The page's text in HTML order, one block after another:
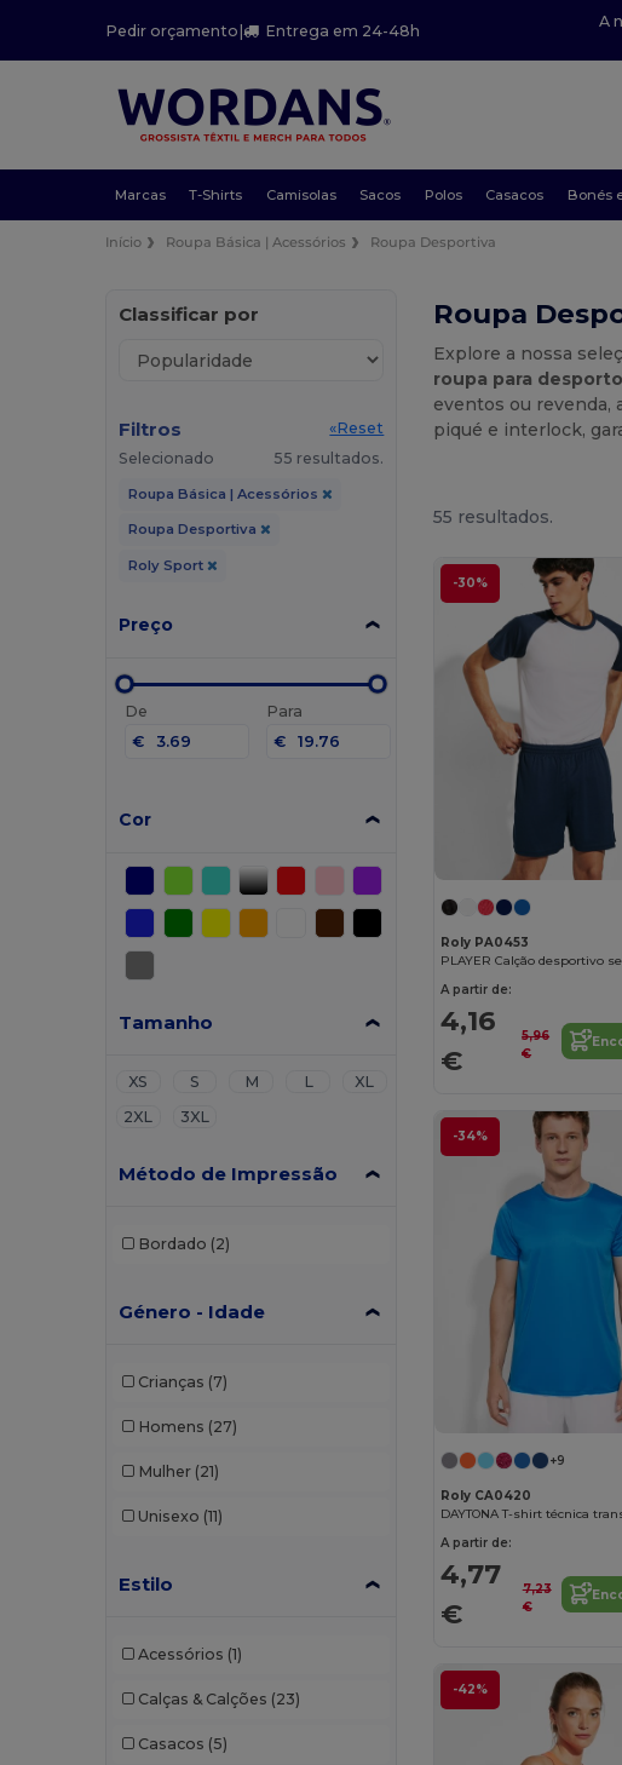
Pedir orçamento| Entrega em 24-48h
A
Marcas T-Shirts Camisolas Sacos Polos Casacos Bonés
Início Roupa Básica | Acessórios Roupa Desportiva
Classificar por
Filtros
«Reset
Selecionado
55 resultados.
Roupa Básica | Acessórios
Roupa Desportiva
Roly Sport
Preço
De
€
Para
€
Cor
Tamanho
XS S M L
XL
2XL
3XL
Método de Impressão
Bordado (2)
Género - Idade
Crianças (7)
Homens (27)
Mulher (21)
Unisexo (11)
Estilo
Acessórios (1)
Calças & Calções (23)
Casacos (5)
Roupa
Explore a nossa
roupa para desporto
eventos ou revenda,
piqué e interlock,
55 resultados.
-30%
Roly PA0453
A partir de:
4,16
€
5,96
€
-34%
+9
Roly CA0420
DAYTONA T-shirt técnica
A partir de:
4,77
€
7,23
€
-42%